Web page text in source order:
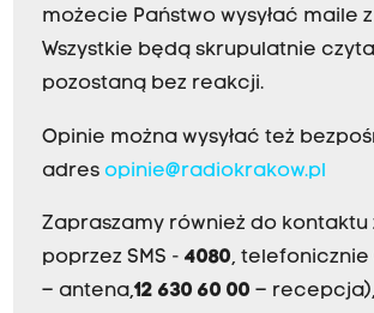
możecie Państwo wysyłać maile
Wszystkie będą skrupulatnie
pozostaną bez reakcji.
Opinie można wysyłać też
adres opinie@radiokrakow.pl
Zapraszamy również do kontaktu
poprzez SMS - 4080, telefonicznie
– antena,12 630 60 00 –